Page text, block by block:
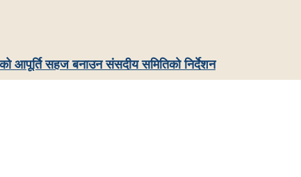
आपूर्ति सहज बनाउन संसदीय समितिको निर्देशन